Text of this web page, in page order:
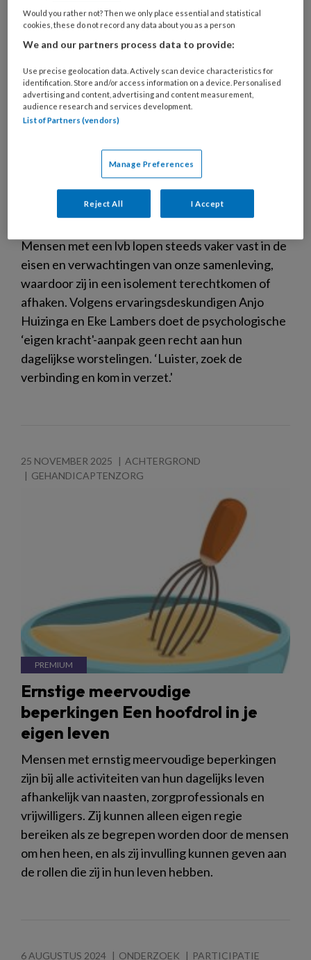
Participatie als dagelijkse strijd
Constant op je tenen lopen
Mensen met een lvb lopen steeds vaker vast in de
eisen en verwachtingen van onze samenleving,
waardoor zij in een isolement terechtkomen of
afhaken. Volgens ervaringsdeskundigen Anjo
Huizinga en Eke Lambers doet de psychologische
‘eigen kracht'-aanpak geen recht aan hun
dagelijkse worstelingen. ‘Luister, zoek de
verbinding en kom in verzet.'
25 NOVEMBER 2025
ACHTERGROND
GEHANDICAPTENZORG
Ernstige meervoudige
beperkingen Een hoofdrol in je
eigen leven
Mensen met ernstig meervoudige beperkingen
zijn bij alle activiteiten van hun dagelijks leven
afhankelijk van naasten, zorgprofessionals en
vrijwilligers. Zij kunnen alleen eigen regie
bereiken als ze begrepen worden door de mensen
om hen heen, en als zij invulling kunnen geven aan
de rollen die zij in hun leven hebben.
6 AUGUSTUS 2024 ONDERZOEK PARTICIPATIE
Would you rather not? Then we only place essential and statistical
cookies, these do not record any data about you as a person
We and our partners process data to provide:
Use precise geolocation data. Actively scan device characteristics for
identification. Store and/or access information on a device. Personalised
advertising and content, advertising and content measurement,
audience research and services development.
List of Partners (vendors)
Manage Preferences
Reject All I Accept